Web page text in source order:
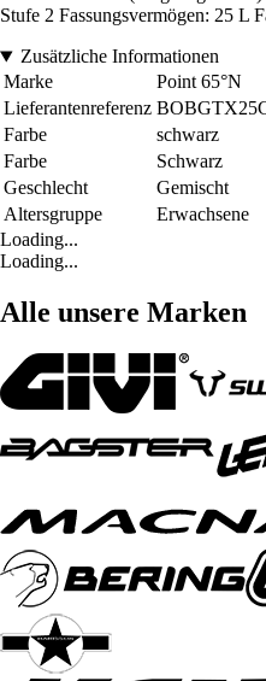
Stufe 2 Fassungsvermögen: 25 L
Zusätzliche Informationen
Marke
Point 65°N
Lieferantenreferenz
Farbe
schwarz
Farbe
Schwarz
Geschlecht
Gemischt
Altersgruppe
Erwachsene
Loading...
Loading...
Alle unsere Marken